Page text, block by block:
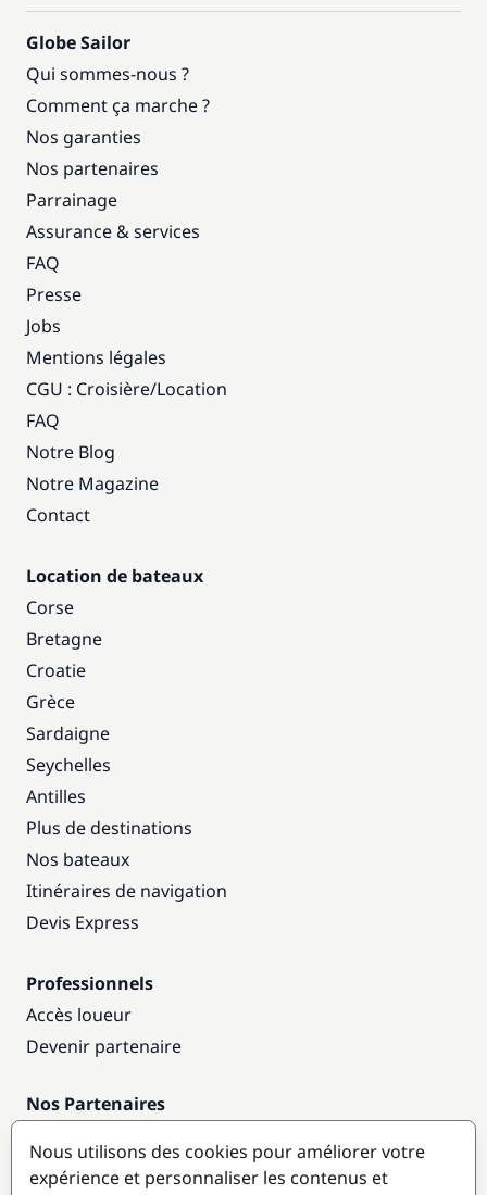
Globe Sailor
Qui sommes-nous ?
Comment ça marche ?
Nos garanties
Nos partenaires
Parrainage
Assurance & services
FAQ
Presse
Jobs
Mentions légales
CGU : Croisière/Location
FAQ
Notre Blog
Notre Magazine
Contact
Location de bateaux
Corse
Bretagne
Croatie
Grèce
Sardaigne
Seychelles
Antilles
Plus de destinations
Nos bateaux
Itinéraires de navigation
Devis Express
Professionnels
Accès loueur
Devenir partenaire
Nos Partenaires
Nous utilisons des cookies pour améliorer votre
expérience et personnaliser les contenus et